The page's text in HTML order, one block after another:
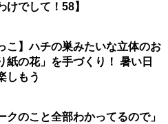
けでして！58】
こ】ハチの巣みたいな立体のお
紙の花」を手づくり！ 暑い日
しもう
クのこと全部わかってるので」